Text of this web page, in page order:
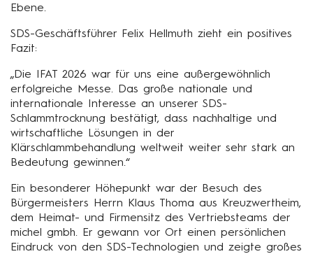
Ebene.
SDS-Geschäftsführer Felix Hellmuth zieht ein positives
Fazit:
„Die IFAT 2026 war für uns eine außergewöhnlich
erfolgreiche Messe. Das große nationale und
internationale Interesse an unserer SDS-
Schlammtrocknung bestätigt, dass nachhaltige und
wirtschaftliche Lösungen in der
Klärschlammbehandlung weltweit weiter sehr stark an
Bedeutung gewinnen.“
Ein besonderer Höhepunkt war der Besuch des
Bürgermeisters Herrn Klaus Thoma aus Kreuzwertheim,
dem Heimat- und Firmensitz des Vertriebsteams der
michel gmbh. Er gewann vor Ort einen persönlichen
Eindruck von den SDS-Technologien und zeigte großes